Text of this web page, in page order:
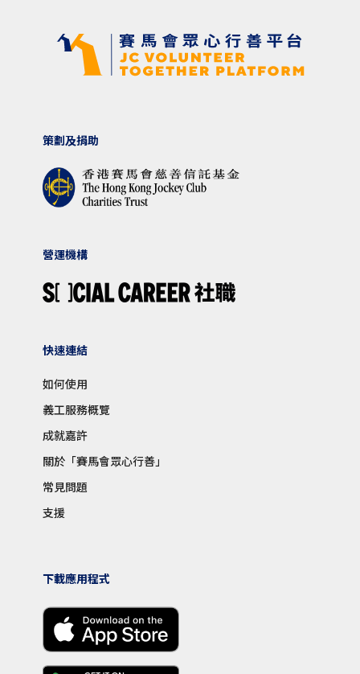
策劃及捐助
營運機構
快速連結
如何使用
義工服務概覽
成就嘉許
關於「賽馬會眾心行善」
常見問題
支援
下載應用程式